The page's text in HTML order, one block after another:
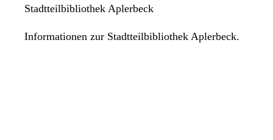
Stadtteilbibliothek Aplerbeck
Informationen zur Stadtteilbibliothek Aplerbeck.